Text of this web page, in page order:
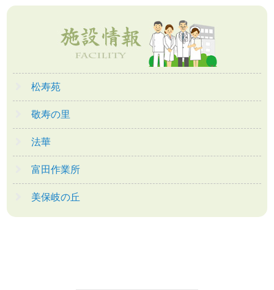
松寿苑
敬寿の里
法華
富田作業所
美保岐の丘